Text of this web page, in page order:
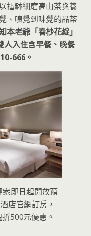
擂缽細磨高山茶與養
、嗅覺到味覺的品茶
本老爺「春杪花綻」
人入住含早餐、晚餐
666。
即日起開放預
店官網訂房，
500元優惠。